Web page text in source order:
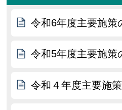
令和6年度主要施策
令和5年度主要施策
令和４年度主要施